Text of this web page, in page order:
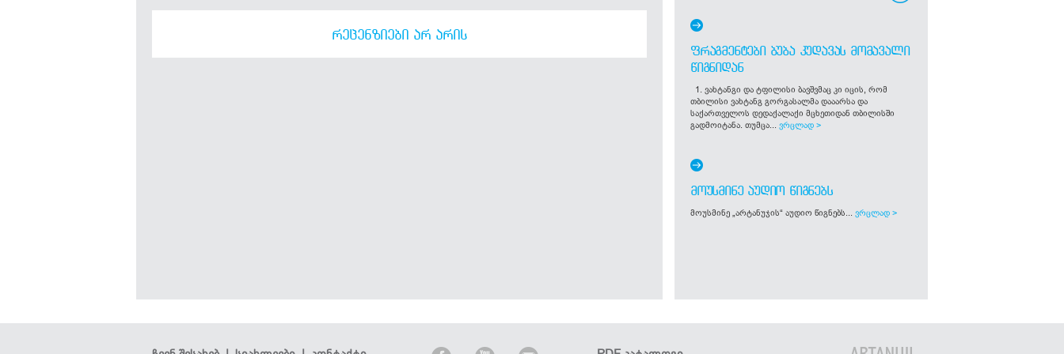
ᲠᲔᲪᲔᲜᲖᲘᲔᲑᲘ ᲐᲠ ᲐᲠᲘᲡ
ᲤᲠᲐᲒᲛᲔᲜᲢᲔᲑᲘ ᲑᲣᲑᲐ ᲙᲣᲓᲐᲕᲐᲡ ᲛᲝᲛᲐᲕᲐᲚᲘ
ᲬᲘᲒᲜᲘᲓᲐᲜ
1. ვახტანგი და ტფილისი ბავშვმაც კი იცის, რომ
თბილისი ვახტანგ გორგასალმა დააარსა და
საქართველოს დედაქალაქი მცხეთიდან თბილისში
გადმოიტანა. თუმცა... ვრცლად >
ᲛᲝᲣᲡᲛᲘᲜᲔ ᲐᲣᲓᲘᲝ ᲬᲘᲒᲜᲔᲑᲡ
მოუსმინე „არტანუჯის“ აუდიო წიგნებს... ვრცლად >